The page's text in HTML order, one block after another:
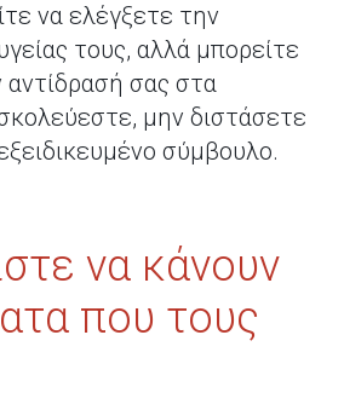
να ελέγξετε την
τους, αλλά μπορείτε
σας στα
μην διστάσετε
σύμβουλο.
να κάνουν
που τους